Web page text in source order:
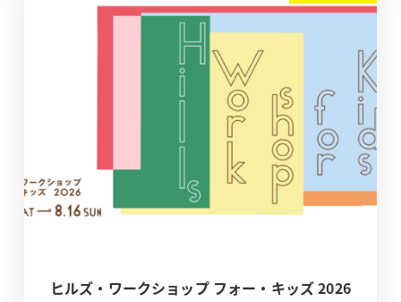
ヒルズ・ワークショップ フォー・キッズ 2026